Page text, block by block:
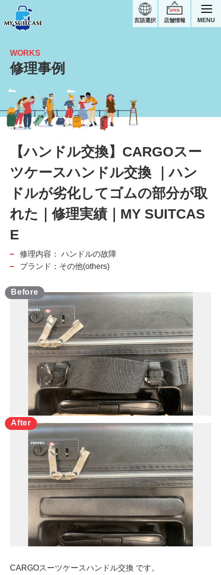
店舗情報
言語選択 MENU
【ハンドル交換】ハンドルが劣化してゴムの部分が取れた｜CARGOスーツケース修理実績
WORKS
修理事例
【ハンドル交換】CARGOスー
ツケースハンドル交換 ｜ハン
ドルが劣化してゴムの部分が取
れた｜修理実績｜MY SUITCAS
E
修理内容：
ハンドルの故障
ブランド：その他(others)
CARGOスーツケースハンドル交換 です。